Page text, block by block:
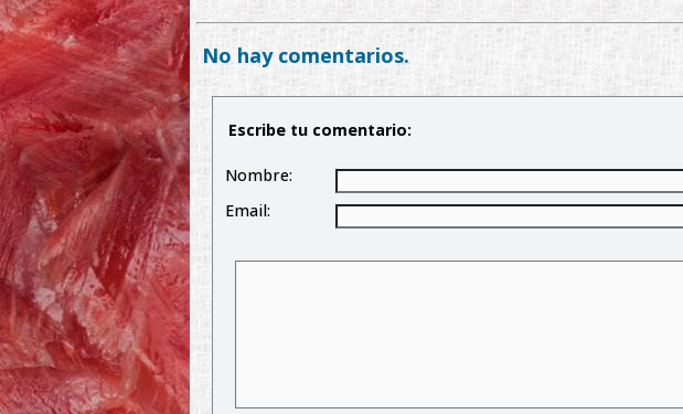
No hay comentarios.
Escribe tu comentario:
Nombre:
Email: